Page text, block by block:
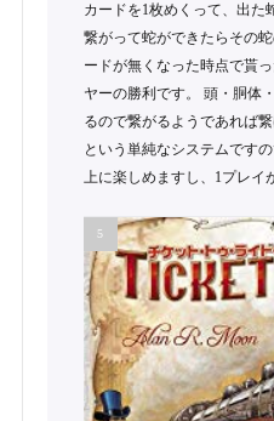
カードを1枚めくって、出た
繋がって蛇ができたらその
ードが無くなった時点で貰
ヤーの勝利です。 頭・胴体
るので繋がるようであれば
という単純なシステムです
上に楽しめますし、1プレ